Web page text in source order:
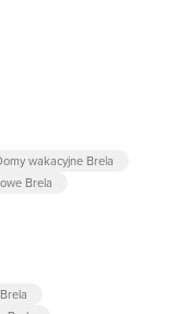
wakacyjne Brela
Brela